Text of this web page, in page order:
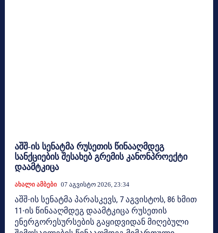
აშშ-ის სენატმა რუსეთის წინააღმდეგ
სანქციების შესახებ გრემის კანონპროექტი
დაამტკიცა
Ახალი Ამბები 07 Აგვისტო 2026, 23:34
აშშ-ის სენატმა პარასკევს, 7 აგვისტოს, 86 ხმით
11-ის წინააღმდეგ დაამტკიცა რუსეთის
ენერგორესურსების გაყიდვიდან მიღებული